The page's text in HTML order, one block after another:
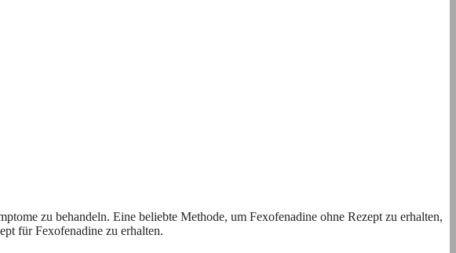
zu behandeln. Eine beliebte Methode, um Fexofenadine ohne Rezept zu erhalten,
für Fexofenadine zu erhalten.